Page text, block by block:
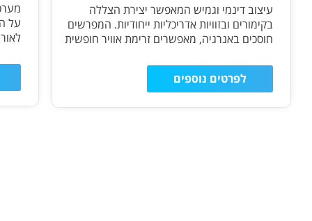
עיצוב דינמי וגמיש המאפשר יצירת הצללה
בקימורים ובזוויות אדריכליות ייחודיות. המפרשים
חוסכים באנרגיה, מאפשרים זרימת אוויר חופשית
לפרטים נוספים
על